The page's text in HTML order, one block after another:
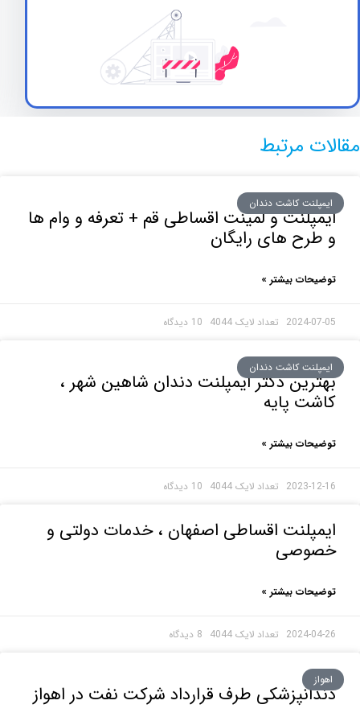
مرتبط
کاشت دندان
و لمینت اقساطی قم + تعرفه و وام ها
های رایگان
بیشتر »
2024- 10 دیدگاه
کاشت دندان
دکتر ایمپلنت دندان شاهین شهر ،
پایه
بیشتر »
2023- 10 دیدگاه
اقساطی اصفهان ، خدمات دولتی و
بیشتر »
2024- 8 دیدگاه
طرف قرارداد شرکت نفت در اهواز